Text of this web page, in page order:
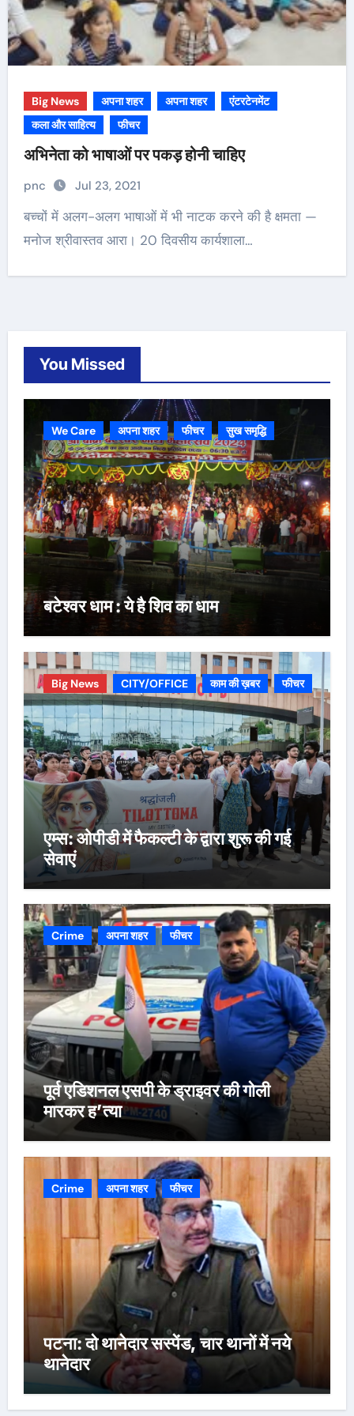
Big News अपना शहर अपना शहर
एंटरटेनमेंट
कला और साहित्य
फीचर
अभिनेता को भाषाओं पर पकड़ होनी चाहिए
pnc Jul 23, 2021
बच्चों में अलग-अलग भाषाओं में भी नाटक करने की है क्षमता —
मनोज श्रीवास्तव आरा। 20 दिवसीय कार्यशाला…
You Missed
We Care अपना शहर फीचर सुख समृद्धि
बटेश्वर धाम : ये है शिव का धाम
Big News CITY/OFFICE काम की ख़बर फीचर
एम्स: ओपीडी में फैकल्टी के द्वारा शुरू की गई
सेवाएं
Crime अपना शहर फीचर
पूर्व एडिशनल एसपी के ड्राइवर की गोली
मारकर ह’त्या
Crime अपना शहर फीचर
पटना: दो थानेदार सस्पेंड, चार थानों में नये
थानेदार